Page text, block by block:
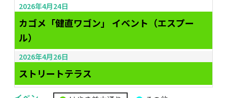
2026年4月24日
カゴメ「健直ワゴン」 イベント（エスプー
ル）
2026年4月26日
ストリートテラス